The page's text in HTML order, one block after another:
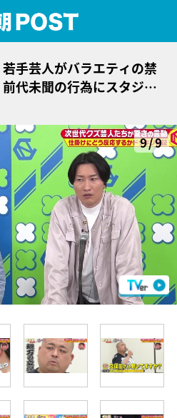
若手芸人がバラエティの禁
代未聞の行為にスタジオ
9/9